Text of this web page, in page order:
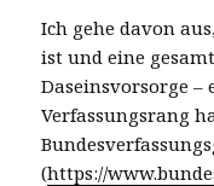
Ich gehe davon
ist und eine
Daseinsvorsorge –
Verfassungsrang
(https://